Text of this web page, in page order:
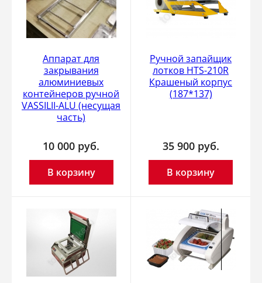
Аппарат для
закрывания
алюминиевых
контейнеров ручной
VASSILII-ALU (несущая
часть)
10 000 руб.
В корзину
Ручной запайщик
лотков HTS-210R
Крашеный корпус
(187*137)
35 900 руб.
В корзину